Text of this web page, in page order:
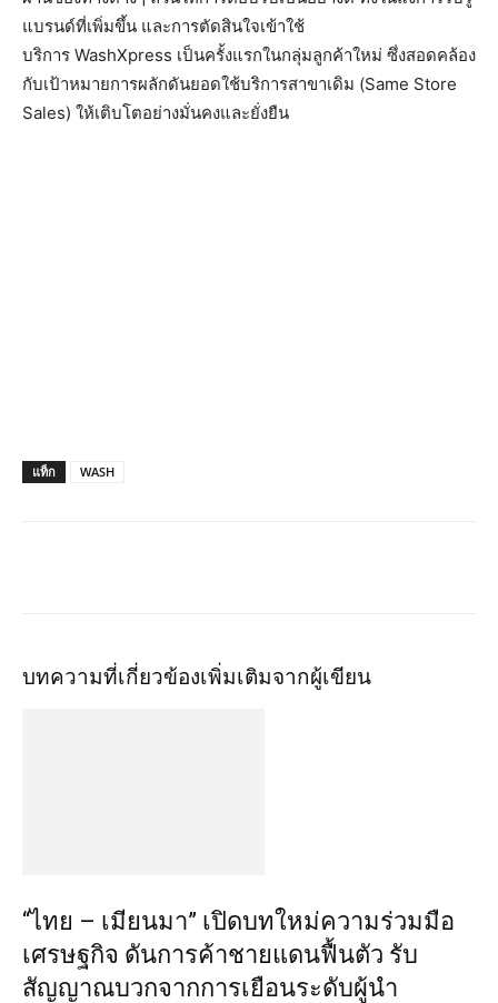
แบรนด์ที่เพิ่มขึ้น และการตัดสินใจเข้าใช้
บริการ WashXpress เป็นครั้งแรกในกลุ่มลูกค้าใหม่ ซึ่งสอดคล้อง
กับเป้าหมายการผลักดันยอดใช้บริการสาขาเดิม (Same Store
Sales) ให้เติบโตอย่างมั่นคงและยั่งยืน
แท็ก WASH
บทความที่เกี่ยวข้องเพิ่มเติมจากผู้เขียน
“ไทย – เมียนมา” เปิดบทใหม่ความร่วมมือ
เศรษฐกิจ ดันการค้าชายแดนฟื้นตัว รับ
สัญญาณบวกจากการเยือนระดับผู้นำ